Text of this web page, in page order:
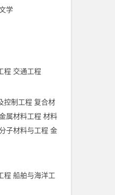
学
程 交通工程
控制工程 复合材
属材料工程 材料
子材料与工程 金
程 船舶与海洋工